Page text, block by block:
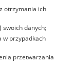
otrzymania ich
swoich danych;
w przypadkach
przetwarzania